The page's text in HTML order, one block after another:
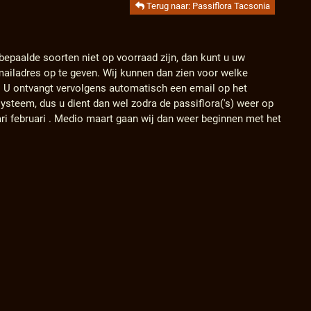
Terug naar: Passiflora Tacsonia
soorten niet op voorraad zijn, dan kunt u uw
op te geven. Wij kunnen dan zien voor welke
ontvangt vervolgens automatisch een email op het
dus u dient dan wel zodra de passiflora('s) weer op
februari . Medio maart gaan wij dan weer beginnen met het